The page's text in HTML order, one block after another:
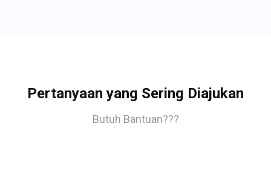
Pertanyaan yang Sering Diajukan
Butuh Bantuan???